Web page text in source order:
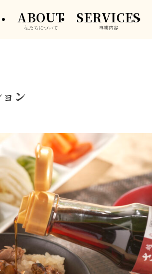
ABOUT
私たちについて
SERVICES
事業内容
ン